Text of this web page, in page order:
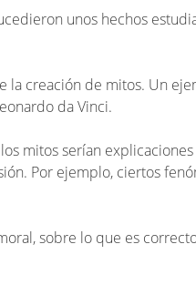
unos hechos
la creación de mitos. Un
da Vinci.
mitos serían
Por ejemplo, ciertos
sobre lo que es